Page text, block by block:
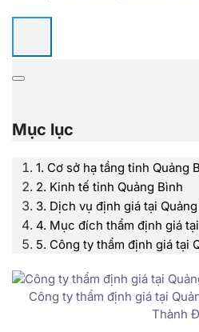
Mục lục
1. Cơ sở hạ tầng tỉnh Quảng
2. Kinh tế tỉnh Quảng Bình
3. Dịch vụ định giá tại
4. Mục đích thẩm định giá
5. Công ty thẩm định giá tại
Công ty thẩm định giá tại
Thành